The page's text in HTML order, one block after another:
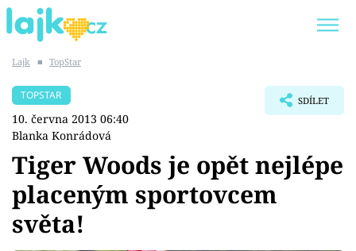
SHOPAHOLICADEL
Témata
Showbyznys
Lajk ■ TopStar
TOPSTAR
10. června 2013 06:40
Blanka Konrádová
SDÍLET
Tiger Woods je opět nejlépe
placeným sportovcem
světa!